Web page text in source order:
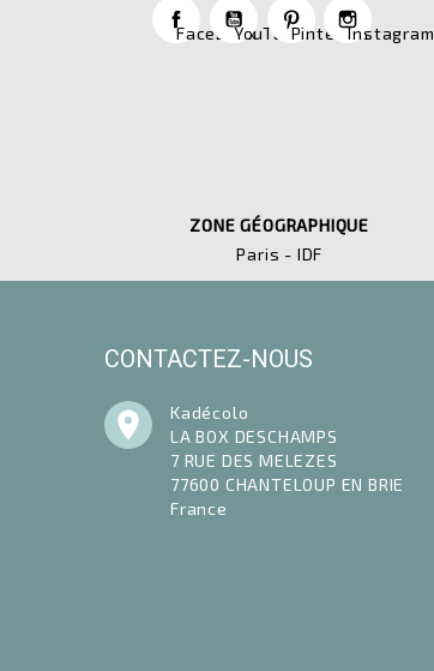
FacebookYouTubePinterestInstagram
ZONE GÉOGRAPHIQUE
Paris - IDF
CONTACTEZ-NOUS

Kadécolo
LA BOX DESCHAMPS
7 RUE DES MELEZES
77600 CHANTELOUP EN BRIE
France